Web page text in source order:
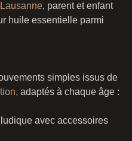
, parent et enfant
huile essentielle parmi
simples issus de
adaptés à chaque âge :
avec accessoires